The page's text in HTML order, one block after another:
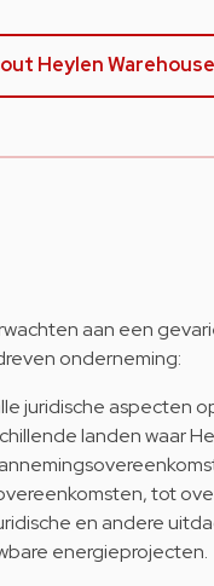
Heylen
aan een
onderneming:
juridische aspecten
landen waar
tot
en andere
energieprojecten.